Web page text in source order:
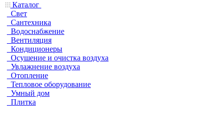
Каталог
Свет
Сантехника
Водоснабжение
Вентиляция
Кондиционеры
Осушение и очистка воздуха
Увлажнение воздуха
Отопление
Тепловое оборудование
Умный дом
Плитка